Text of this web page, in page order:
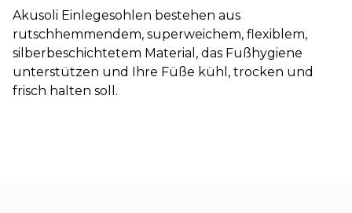
Akusoli Einlegesohlen bestehen aus
rutschhemmendem, superweichem, flexiblem,
silberbeschichtetem Material, das Fußhygiene
unterstützen und Ihre Füße kühl, trocken und
frisch halten soll.